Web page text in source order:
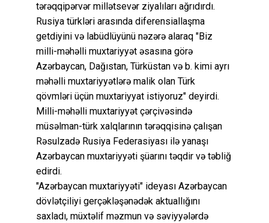
tərəqqipərvər millətsevər ziyalıları ağrıdırdı.
Rusiya türkləri arasında diferensiallaşma
getdiyini və labüdlüyünü nəzərə alaraq "Biz
milli-məhəlli muxtariyyət əsasına görə
Azərbaycan, Dağıstan, Türküstan və b. kimi ayrı
məhəlli muxtariyyətlərə malik olan Türk
qövmləri üçün muxtariyyat istiyoruz" deyirdi.
Milli-məhəlli muxtariyyət çərçivəsində
müsəlman-türk xalqlarının tərəqqisinə çalışan
Rəsulzadə Rusiya Federasiyası ilə yanaşı
Azərbaycan muxtariyyəti şüarını təqdir və təbliğ
edirdi.
"Azərbaycan muxtariyyəti" ideyası Azərbaycan
dövlətçiliyi gerçəkləşənədək aktuallığını
saxladı, müxtəlif məzmun və səviyyələrdə